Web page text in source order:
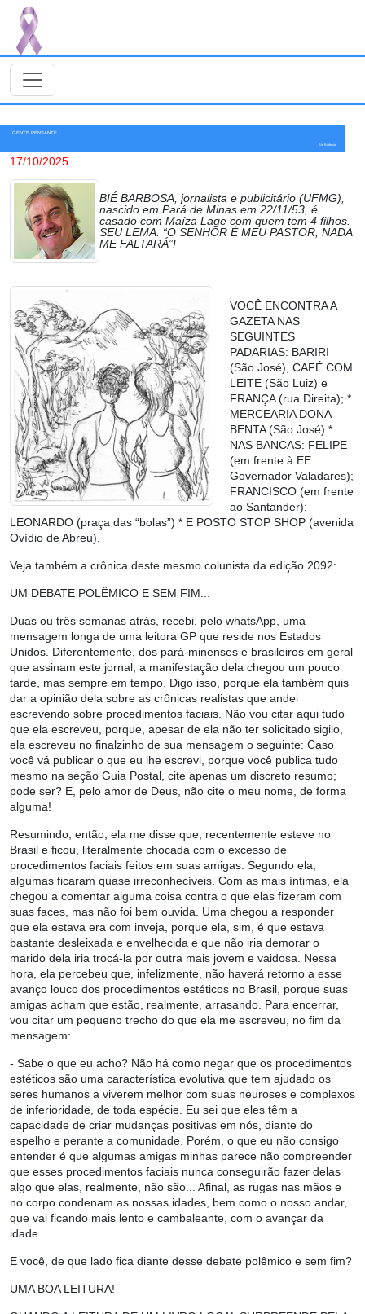
GENTE PENSANTE
Bié Barbosa
17/10/2025
BIÉ BARBOSA, jornalista e publicitário (UFMG),
nascido em Pará de Minas em 22/11/53, é
casado com Maíza Lage com quem tem 4 filhos.
SEU LEMA: “O SENHOR É MEU PASTOR, NADA
ME FALTARÁ”!
VOCÊ ENCONTRA A
GAZETA NAS
SEGUINTES
PADARIAS: BARIRI
(São José), CAFÉ COM
LEITE (São Luiz) e
FRANÇA (rua Direita); *
MERCEARIA DONA
BENTA (São José) *
NAS BANCAS: FELIPE
(em frente à EE
Governador Valadares);
FRANCISCO (em frente
ao Santander);
LEONARDO (praça das “bolas”) * E POSTO STOP SHOP (avenida
Ovídio de Abreu).
Veja também a crônica deste mesmo colunista da edição 2092:
UM DEBATE POLÊMICO E SEM FIM...
Duas ou três semanas atrás, recebi, pelo whatsApp, uma
mensagem longa de uma leitora GP que reside nos Estados
Unidos. Diferentemente, dos pará-minenses e brasileiros em geral
que assinam este jornal, a manifestação dela chegou um pouco
tarde, mas sempre em tempo. Digo isso, porque ela também quis
dar a opinião dela sobre as crônicas realistas que andei
escrevendo sobre procedimentos faciais. Não vou citar aqui tudo
que ela escreveu, porque, apesar de ela não ter solicitado sigilo,
ela escreveu no finalzinho de sua mensagem o seguinte: Caso
você vá publicar o que eu lhe escrevi, porque você publica tudo
mesmo na seção Guia Postal, cite apenas um discreto resumo;
pode ser? E, pelo amor de Deus, não cite o meu nome, de forma
alguma!
Resumindo, então, ela me disse que, recentemente esteve no
Brasil e ficou, literalmente chocada com o excesso de
procedimentos faciais feitos em suas amigas. Segundo ela,
algumas ficaram quase irreconhecíveis. Com as mais íntimas, ela
chegou a comentar alguma coisa contra o que elas fizeram com
suas faces, mas não foi bem ouvida. Uma chegou a responder
que ela estava era com inveja, porque ela, sim, é que estava
bastante desleixada e envelhecida e que não iria demorar o
marido dela iria trocá-la por outra mais jovem e vaidosa. Nessa
hora, ela percebeu que, infelizmente, não haverá retorno a esse
avanço louco dos procedimentos estéticos no Brasil, porque suas
amigas acham que estão, realmente, arrasando. Para encerrar,
vou citar um pequeno trecho do que ela me escreveu, no fim da
mensagem:
- Sabe o que eu acho? Não há como negar que os procedimentos
estéticos são uma característica evolutiva que tem ajudado os
seres humanos a viverem melhor com suas neuroses e complexos
de inferioridade, de toda espécie. Eu sei que eles têm a
capacidade de criar mudanças positivas em nós, diante do
espelho e perante a comunidade. Porém, o que eu não consigo
entender é que algumas amigas minhas parece não compreender
que esses procedimentos faciais nunca conseguirão fazer delas
algo que elas, realmente, não são... Afinal, as rugas nas mãos e
no corpo condenam as nossas idades, bem como o nosso andar,
que vai ficando mais lento e cambaleante, com o avançar da
idade.
E você, de que lado fica diante desse debate polêmico e sem fim?
UMA BOA LEITURA!